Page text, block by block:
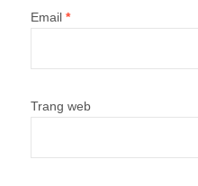
Email *
Trang web